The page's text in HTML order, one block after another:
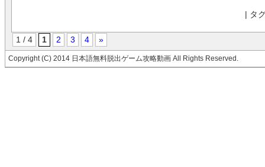
| タ
1 / 4 1 2 3 4 »
Copyright (C) 2014 日本語無料脱出ゲーム攻略動画 All Rights Reserved.